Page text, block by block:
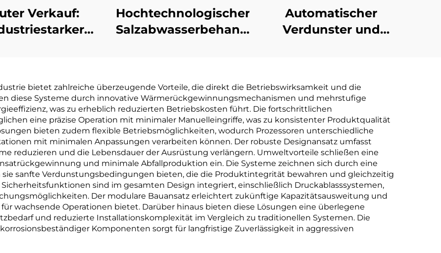
Verkauf:
für
Hochtechnologischer
Salzabwasserbehandlungsverdunster
Abwasserbehandlung
unter Vakuum
Automatischer
Verdunster und
Deponie-Durchfluss
bietet zahlreiche überzeugende Vorteile, die direkt die Betriebswirksamkeit und die
diese Systeme durch innovative Wärmerückgewinnungsmechanismen und mehrstufige
was zu erheblich reduzierten Betriebskosten führt. Die fortschrittlichen
eine präzise Operation mit minimaler Manuelleingriffe, was zu konsistenter Produktqualität
bieten zudem flexible Betriebsmöglichkeiten, wodurch Prozessoren unterschiedliche
mit minimalen Anpassungen verarbeiten können. Der robuste Designansatz umfasst
reduzieren und die Lebensdauer der Ausrüstung verlängern. Umweltvorteile schließen eine
und minimale Abfallproduktion ein. Die Systeme zeichnen sich durch eine
sanfte Verdunstungsbedingungen bieten, die die Produktintegrität bewahren und gleichzeitig
sind im gesamten Design integriert, einschließlich Druckablasssystemen,
Der modulare Bauansatz erleichtert zukünftige Kapazitätsausweitung und
wachsende Operationen bietet. Darüber hinaus bieten diese Lösungen eine überlegene
und reduzierte Installationskomplexität im Vergleich zu traditionellen Systemen. Die
Komponenten sorgt für langfristige Zuverlässigkeit in aggressiven